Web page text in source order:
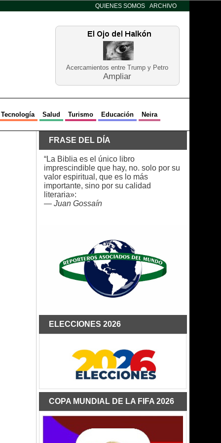
QUIENES SOMOS ARCHIVO
Acercamientos entre Trump y Petro
Ampliar
Tecnología Salud Turismo Educación Neira
FRASE DEL DÍA
“La Biblia es el único libro
imprescindible que hay, no. solo por su
valor espiritual, que es lo más
importante, sino por su calidad
literaria»:
— Juan Gossaín
ELECCIONES 2026
COPA MUNDIAL DE LA FIFA 2026